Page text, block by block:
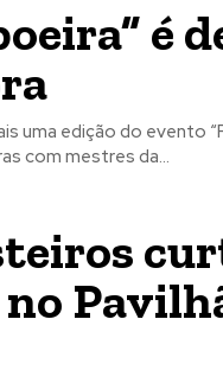
é
uma edição do evento
com mestres da...
no